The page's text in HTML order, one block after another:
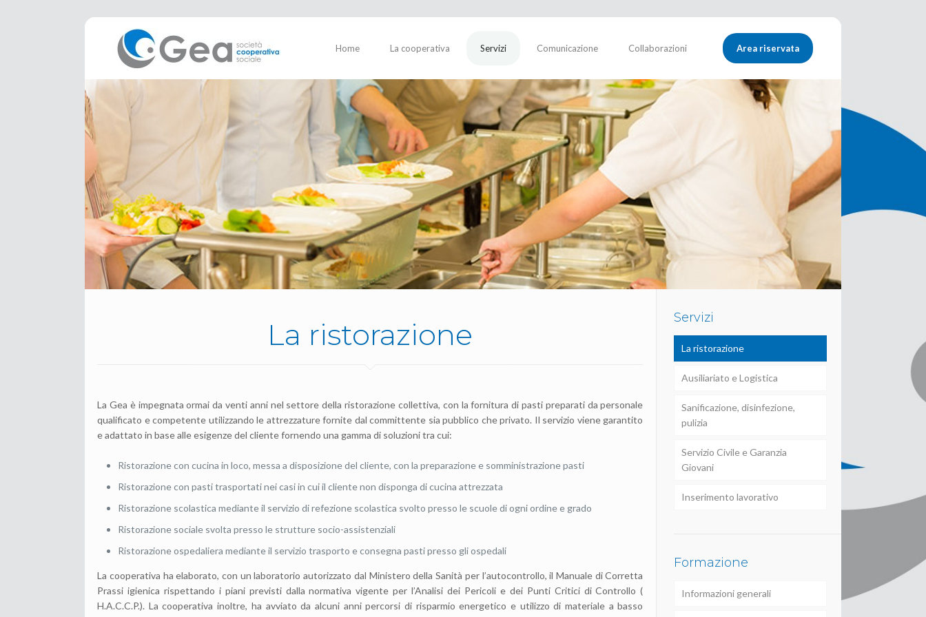
Home La cooperativa Servizi Comunicazione Collaborazioni Area riservata
La ristorazione
La Gea è impegnata ormai da venti anni nel settore della ristorazione collettiva, con la fornitura di pasti preparati da personale
qualificato e competente utilizzando le attrezzature fornite dal committente sia pubblico che privato. Il servizio viene garantito
e adattato in base alle esigenze del cliente fornendo una gamma di soluzioni tra cui:
Ristorazione con cucina in loco, messa a disposizione del cliente, con la preparazione e somministrazione pasti
Ristorazione con pasti trasportati nei casi in cui il cliente non disponga di cucina attrezzata
Ristorazione scolastica mediante il servizio di refezione scolastica svolto presso le scuole di ogni ordine e grado
Ristorazione sociale svolta presso le strutture socio-assistenziali
Ristorazione ospedaliera mediante il servizio trasporto e consegna pasti presso gli ospedali
La cooperativa ha elaborato, con un laboratorio autorizzato dal Ministero della Sanità per l’autocontrollo, il Manuale di Corretta
Prassi igienica rispettando i piani previsti dalla normativa vigente per l’Analisi dei Pericoli e dei Punti Critici di Controllo (
H.A.C.C.P.). La cooperativa inoltre, ha avviato da alcuni anni percorsi di risparmio energetico e utilizzo di materiale a basso
Servizi
La ristorazione
Ausiliariato e Logistica
Sanificazione, disinfezione,
pulizia
Servizio Civile e Garanzia
Giovani
Inserimento lavorativo
Formazione
Informazioni generali